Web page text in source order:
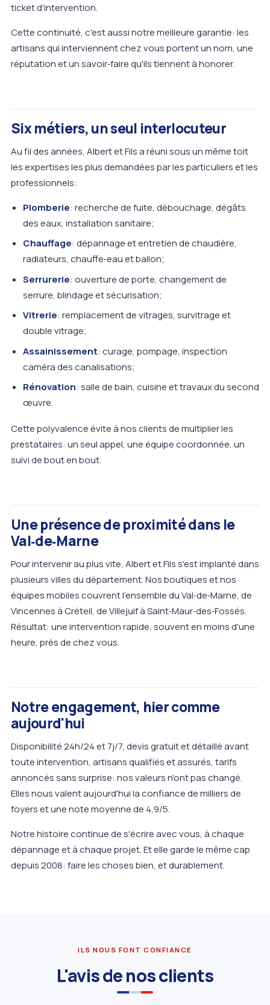
ticket d'intervention.
Cette continuité, c'est aussi notre meilleure garantie: les
artisans qui interviennent chez vous portent un nom, une
réputation et un savoir‑faire qu'ils tiennent à honorer.
Six métiers, un seul interlocuteur
Au fil des années, Albert et Fils a réuni sous un même toit
les expertises les plus demandées par les particuliers et les
professionnels:
Plomberie: recherche de fuite, débouchage, dégâts
des eaux, installation sanitaire;
Chauffage: dépannage et entretien de chaudière,
radiateurs, chauffe‑eau et ballon;
Serrurerie: ouverture de porte, changement de
serrure, blindage et sécurisation;
Vitrerie: remplacement de vitrages, survitrage et
double vitrage;
Assainissement: curage, pompage, inspection
caméra des canalisations;
Rénovation: salle de bain, cuisine et travaux du second
œuvre.
Cette polyvalence évite à nos clients de multiplier les
prestataires: un seul appel, une équipe coordonnée, un
suivi de bout en bout.
Une présence de proximité dans le
Val‑de‑Marne
Pour intervenir au plus vite, Albert et Fils s'est implanté dans
plusieurs villes du département. Nos boutiques et nos
équipes mobiles couvrent l'ensemble du Val‑de‑Marne, de
Vincennes à Créteil, de Villejuif à Saint‑Maur‑des‑Fossés.
Résultat: une intervention rapide, souvent en moins d'une
heure, près de chez vous.
Notre engagement, hier comme
aujourd'hui
Disponibilité 24h/24 et 7j/7, devis gratuit et détaillé avant
toute intervention, artisans qualifiés et assurés, tarifs
annoncés sans surprise: nos valeurs n'ont pas changé.
Elles nous valent aujourd'hui la confiance de milliers de
foyers et une note moyenne de 4,9/5.
Notre histoire continue de s'écrire avec vous, à chaque
dépannage et à chaque projet. Et elle garde le même cap
depuis 2008: faire les choses bien, et durablement.
ILS NOUS FONT CONFIANCE
L'avis de nos clients